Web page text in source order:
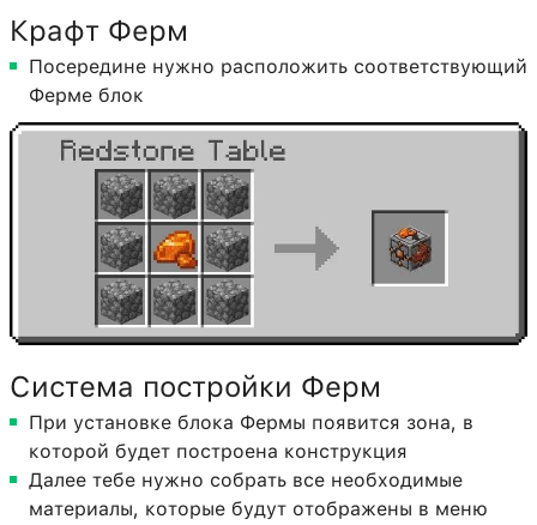
Крафт Ферм
Посередине нужно расположить соответствующий
Ферме блок
Система постройки Ферм
При установке блока Фермы появится зона, в
которой будет построена конструкция
Далее тебе нужно собрать все необходимые
материалы, которые будут отображены в меню